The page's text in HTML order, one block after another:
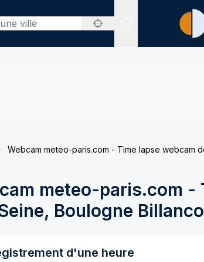
Sites expertisés
Webcam meteo-paris.com - Time lapse webcam
meteo-paris.com -
Boulogne
d'une heure